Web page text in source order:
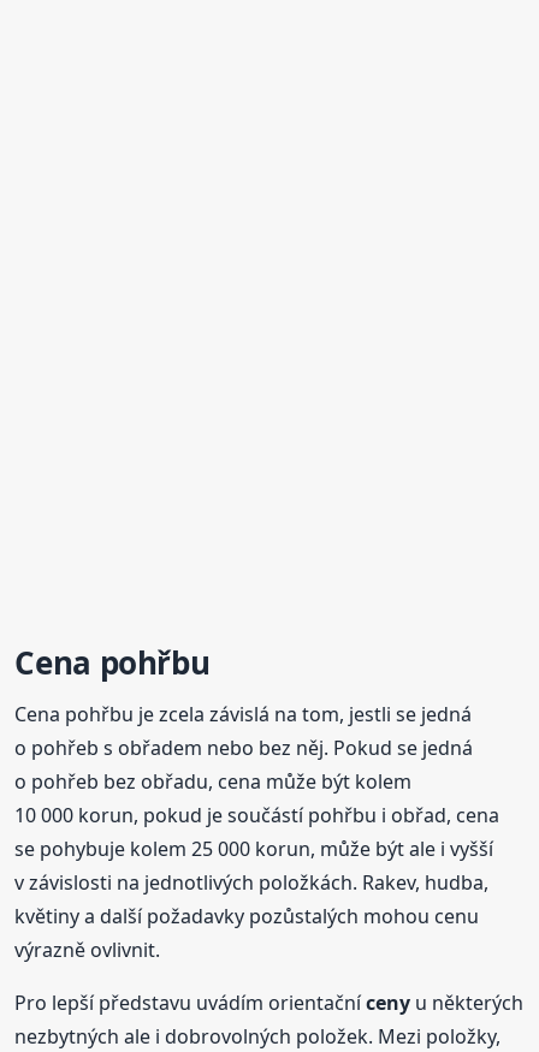
Cena pohřbu
Cena pohřbu je zcela závislá na tom, jestli se jedná
o pohřeb s obřadem nebo bez něj. Pokud se jedná
o pohřeb bez obřadu, cena může být kolem
10 000 korun, pokud je součástí pohřbu i obřad, cena
se pohybuje kolem 25 000 korun, může být ale i vyšší
v závislosti na jednotlivých položkách. Rakev, hudba,
květiny a další požadavky pozůstalých mohou cenu
výrazně ovlivnit.
Pro lepší představu uvádím orientačníceny u některých
nezbytných ale i dobrovolných položek. Mezi položky,